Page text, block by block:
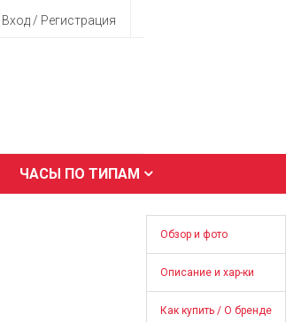
Вход / Регистрация
ЧАСЫ ПО ТИПАМ
Обзор и фото
Описание и хар-ки
Как купить / О бренде